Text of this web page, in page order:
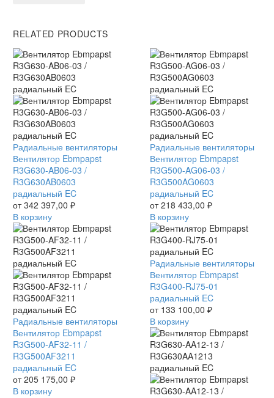
RELATED PRODUCTS
Вентилятор
Ebmpapst
R3G630-
AB06-
03
/
R3G630AB0603
радиальный
EC
Радиальные вентиляторы
Вентилятор Ebmpapst
R3G630-AB06-03 /
R3G630AB0603
радиальный EC
от342 397,00 ₽
В корзину
Вентилятор
Ebmpapst
R3G500-
AG06-
03
/
R3G500AG0603
радиальный
EC
Радиальные вентиляторы
Вентилятор Ebmpapst
R3G500-AG06-03 /
R3G500AG0603
радиальный EC
от218 433,00 ₽
В корзину
Вентилятор
Ebmpapst
R3G500-
AF32-
11
/
R3G500AF3211
Радиальные вентиляторы
Вентилятор Ebmpapst
R3G500-AF32-11 /
R3G500AF3211
радиальный EC
от205 175,00 ₽
В корзину
Вентилятор
Ebmpapst
R3G400-
RJ75-
01
радиальный
EC
Радиальные вентиляторы
Вентилятор Ebmpapst
R3G400-RJ75-01
радиальный EC
от 133 100,00 ₽
В корзину